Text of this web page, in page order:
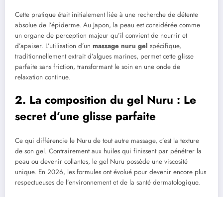
Cette pratique était initialement liée à une recherche de détente
absolue de l’épiderme. Au Japon, la peau est considérée comme
un organe de perception majeur qu’il convient de nourrir et
d’apaiser. L’utilisation d’un massage nuru gel spécifique,
traditionnellement extrait d’algues marines, permet cette glisse
parfaite sans friction, transformant le soin en une onde de
relaxation continue.
2. La composition du gel Nuru : Le
secret d’une glisse parfaite
Ce qui différencie le Nuru de tout autre massage, c’est la texture
de son gel. Contrairement aux huiles qui finissent par pénétrer la
peau ou devenir collantes, le gel Nuru possède une viscosité
unique. En 2026, les formules ont évolué pour devenir encore plus
respectueuses de l’environnement et de la santé dermatologique.